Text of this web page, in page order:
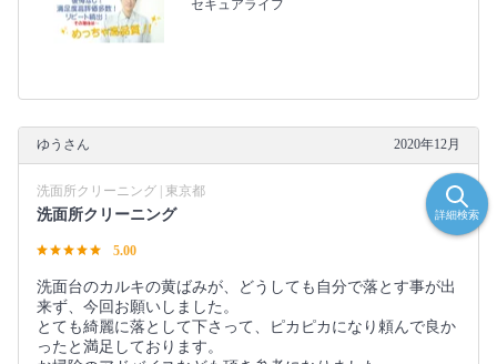
セキュアライフ
ゆうさん 2020年12月
洗面所クリーニング | 東京都
洗面所クリーニング
5.00
洗面台のカルキの黄ばみが、どうしても自分で落とす事が出
来ず、今回お願いしました。
とても綺麗に落として下さって、ピカピカになり頼んで良か
ったと満足しております。
詳細検索